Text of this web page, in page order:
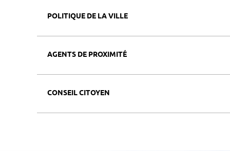
POLITIQUE DE LA VILLE
AGENTS DE PROXIMITÉ
CONSEIL CITOYEN